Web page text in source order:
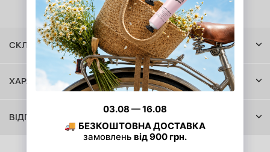
СКЛАД
ХАРАКТЕРИСТИКИ
ВІДГУКИ (5)